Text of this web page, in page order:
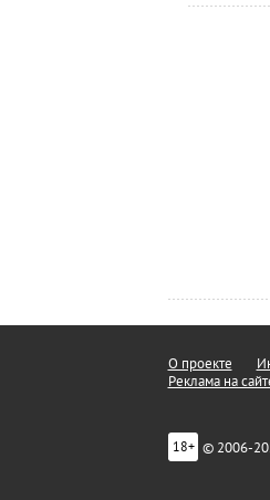
О проекте
Реклама на
18+ © 2006-